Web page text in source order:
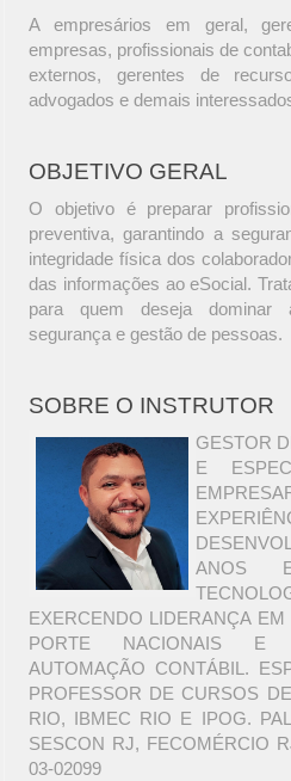
A empresários em geral,
empresas, profissionais de
externos, gerentes de
advogados e demais
OBJETIVO GERAL
O objetivo é preparar
preventiva, garantindo a
integridade física dos
das informações ao eSocial.
para quem deseja dominar
segurança e gestão de pessoas.
SOBRE O INSTRUTOR
GESTOR
E
ANOS
EXERCENDO LIDERANÇA
PORTE NACIONAIS E
AUTOMAÇÃO CONTÁBIL.
PROFESSOR DE CURSOS
RIO, IBMEC RIO E IPOG.
SESCON RJ, FECOMÉRCIO
03-02099